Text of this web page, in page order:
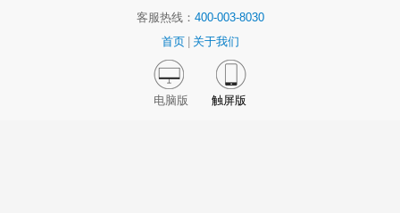
客服热线： 400-003-8030
首页
关于我们
电脑版 触屏版